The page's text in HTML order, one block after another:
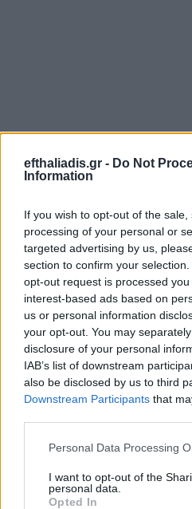
efthaliadis.gr - Do Not
Information
If you wish to opt-out of the
processing of your personal or
targeted advertising by us,
section to confirm your
opt-out request is processed
interest-based ads based on
us or personal information
your opt-out. You may
disclosure of your personal
IAB’s list of downstream
also be disclosed by us to third
Downstream Participants that
Personal Data Processing
I want to opt-out of the
personal data.
Opted In
Επιλογές Που
Ανακαλύψτε τα κοσμήματα που
Εδώ θα βρείτε τις κορυφαίες
το μοναδικό τους στυλ και την
-10%